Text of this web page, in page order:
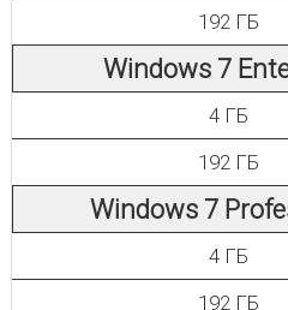
192 ГБ
Windows 7
4 ГБ
192 ГБ
Windows 7
4 ГБ
192 ГБ